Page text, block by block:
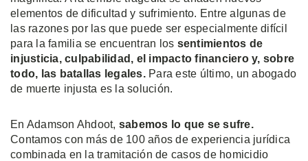
elementos de dificultad y sufrimiento. Entre algunas de
las razones por las que puede ser especialmente difícil
para la familia se encuentran los sentimientos de
injusticia, culpabilidad, el impacto financiero y, sobre
todo, las batallas legales.Para este último, un abogado
de muerte injusta es la solución.
En Adamson Ahdoot, sabemos lo que se sufre.
Contamos con más de 100 años de experiencia jurídica
combinada en la tramitación de casos de homicidio